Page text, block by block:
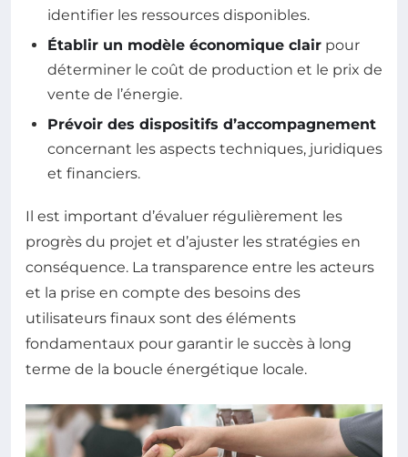
identifier les ressources disponibles.
Établir un modèle économique clair pour
déterminer le coût de production et le prix de
vente de l’énergie.
Prévoir des dispositifs d’accompagnement
concernant les aspects techniques, juridiques
et financiers.
Il est important d’évaluer régulièrement les
progrès du projet et d’ajuster les stratégies en
conséquence. La transparence entre les acteurs
et la prise en compte des besoins des
utilisateurs finaux sont des éléments
fondamentaux pour garantir le succès à long
terme de la boucle énergétique locale.